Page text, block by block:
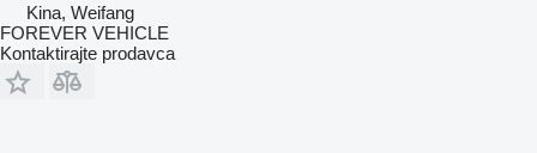
Kina, Weifang
FOREVER VEHICLE
Kontaktirajte prodavca